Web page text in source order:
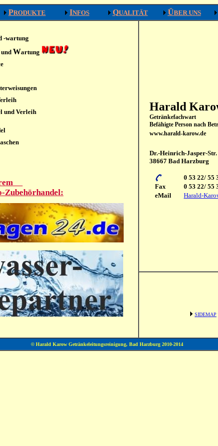
PRODUKTE INFOS QUALITÄT ÜBER UNS
-wartung
Wartung
und Verleih
Zubehörhandel:
Harald
Getränkefachwart
Befähigte Person nach
www.harald-karow.de
Dr.-Heinrich-Jasper-Str.
38667 Bad Harzburg
0 53 22/ 55
Fax
0 53 22/ 55
eMail
Harald-
SIDEMAP
© Harald Karow Getränkeleitungsreinigung, Bad Harzburg 2010-2014